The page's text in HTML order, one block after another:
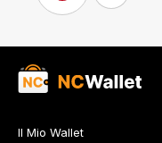
Il Mio Wallet